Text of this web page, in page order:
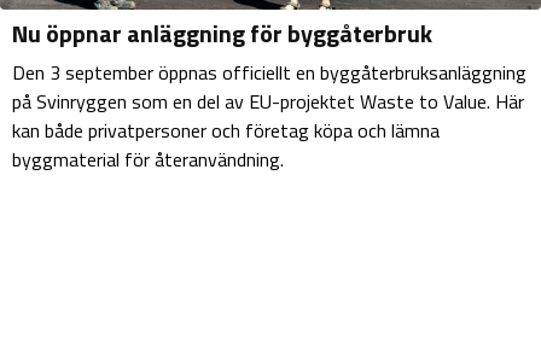
Nu öppnar anläggning för byggåterbruk
Den 3 september öppnas officiellt en byggåterbruksanläggning
på Svinryggen som en del av EU-projektet Waste to Value. Här
kan både privatpersoner och företag köpa och lämna
byggmaterial för återanvändning.